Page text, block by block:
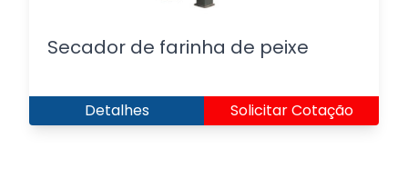
Secador de farinha de peixe
Detalhes Solicitar Cotação